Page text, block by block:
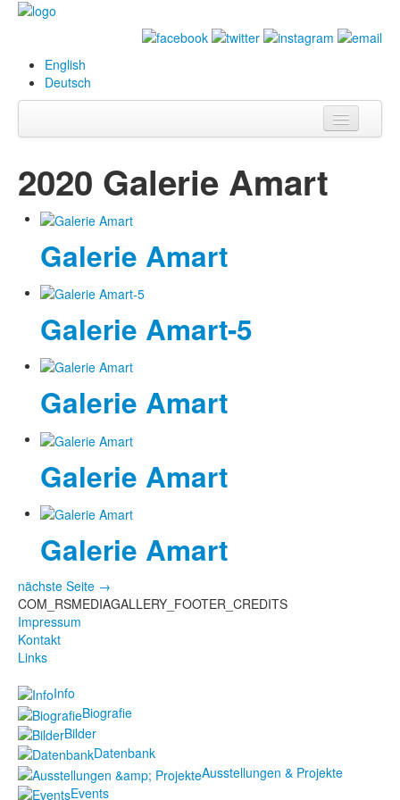
English
Deutsch
Biografie
Bilder
Datenbank
& Projekte
Presse
Publikationen
Texte
Sammlungen
2020 Galerie Amart
Galerie Amart
Galerie Amart-5
Galerie Amart
Galerie Amart
Galerie Amart
nächste Seite →
COM_RSMEDIAGALLERY_FOOTER_CREDITS
Impressum
Kontakt
Links
Info
Biografie
Bilder
Datenbank
Ausstellungen & Projekte
Events